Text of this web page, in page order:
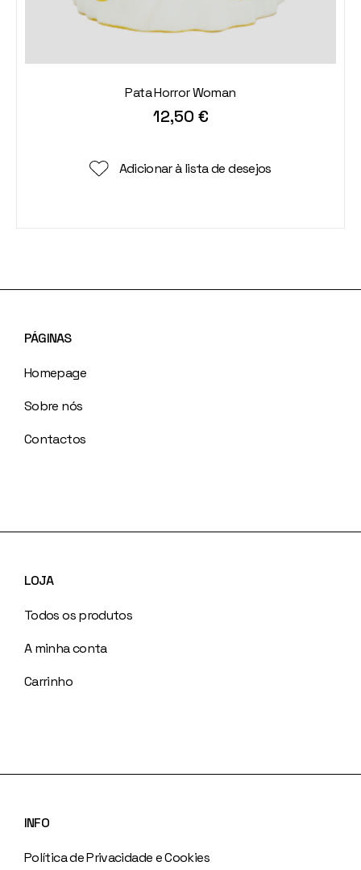
Pata Horror Woman
12,50 €
Adicionar à lista de desejos
PÁGINAS
Homepage
Sobre nós
Contactos
LOJA
Todos os produtos
A minha conta
Carrinho
INFO
Política de Privacidade e Cookies